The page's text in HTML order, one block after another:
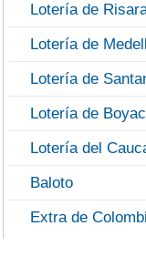
Lotería de
Lotería de
Lotería de
Lotería de
Lotería del
Baloto
Extra de